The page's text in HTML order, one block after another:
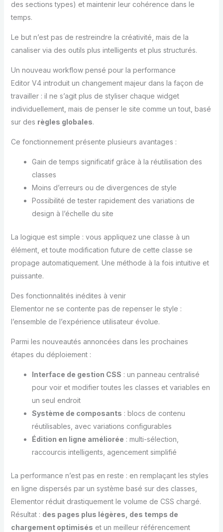
des sections types) et maintenir leur cohérence dans le
temps.
Le but n’est pas de restreindre la créativité, mais de la
canaliser via des outils plus intelligents et plus structurés.
Un nouveau workflow pensé pour la performance
Editor V4 introduit un changement majeur dans la façon de
travailler : il ne s’agit plus de styliser chaque widget
individuellement, mais de penser le site comme un tout, basé
sur des règles globales.
Ce fonctionnement présente plusieurs avantages :
Gain de temps significatif grâce à la réutilisation des
classes
Moins d’erreurs ou de divergences de style
Possibilité de tester rapidement des variations de
design à l’échelle du site
La logique est simple : vous appliquez une classe à un
élément, et toute modification future de cette classe se
propage automatiquement. Une méthode à la fois intuitive et
puissante.
Des fonctionnalités inédites à venir
Elementor ne se contente pas de repenser le style :
l’ensemble de l’expérience utilisateur évolue.
Parmi les nouveautés annoncées dans les prochaines
étapes du déploiement :
Interface de gestion CSS : un panneau centralisé
pour voir et modifier toutes les classes et variables en
un seul endroit
Système de composants : blocs de contenu
réutilisables, avec variations configurables
Édition en ligne améliorée : multi-sélection,
raccourcis intelligents, agencement simplifié
La performance n’est pas en reste : en remplaçant les styles
en ligne dispersés par un système basé sur des classes,
Elementor réduit drastiquement le volume de CSS chargé.
Résultat : des pages plus légères, des temps de
chargement optimisés et un meilleur référencement